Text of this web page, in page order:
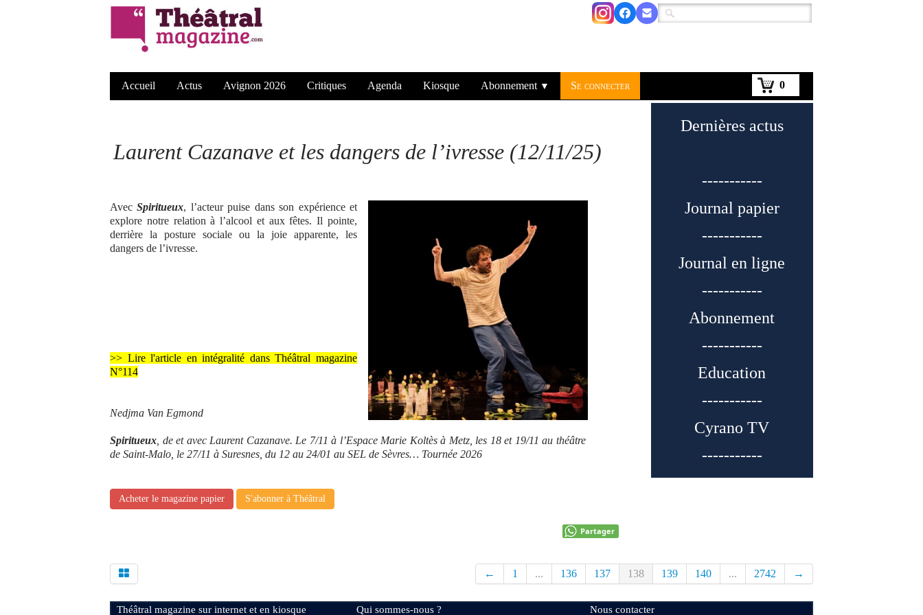
0
Accueil Actus Avignon 2026 Critiques Agenda Kiosque Abonnement ▼ Se connecter
Laurent Cazanave et les dangers de l’ivresse (12/11/25)
AvecSpiritueux, l’acteur puise dans son expérience et
explore notre relation à l’alcool et aux fêtes. Il pointe,
derrière la posture sociale ou la joie apparente, les
dangers de l’ivresse.
>> Lire l'article en intégralité dans Théâtral magazine
N°114
Nedjma Van Egmond
Spiritueux , de et avec Laurent Cazanave. Le 7/11 à l’Espace Marie Koltès à Metz, les 18 et 19/11 au théâtre
de Saint-Malo, le 27/11 à Suresnes, du 12 au 24/01 au SEL de Sèvres… Tournée 2026
Acheter le magazine papier S'abonner à Théâtral
Partager
Dernières actus
-----------
Journal papier
-----------
Journal en ligne
-----------
Abonnement
-----------
Education
-----------
Cyrano TV
-----------
← 1 ... 136 137 138 139 140 ... 2742 →
Théâtral magazine sur internet et en kiosque Qui sommes-nous ? Nous contacter